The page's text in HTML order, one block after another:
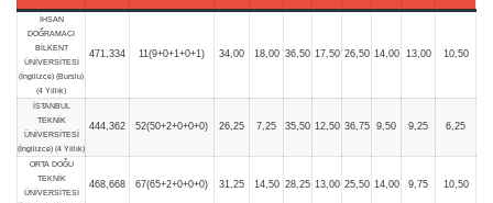
İHSAN
DOĞRAMACI
BİLKENT
ÜNİVERSİTESİ
(İngilizce) (Burslu)
(4 Yıllık)
471,334 11(9+0+1+0+1) 34,00 18,00 36,50 17,50 26,50 14,00 13,00 10,50
İSTANBUL
TEKNİK
ÜNİVERSİTESİ
(İngilizce) (4 Yıllık)
444,362 52(50+2+0+0+0) 26,25 7,25 35,50 12,50 36,75 9,50 9,25 6,25
ORTA DOĞU
TEKNİK
ÜNİVERSİTESİ
468,668 67(65+2+0+0+0) 31,25 14,50 28,25 13,00 25,50 14,00 9,75 10,50